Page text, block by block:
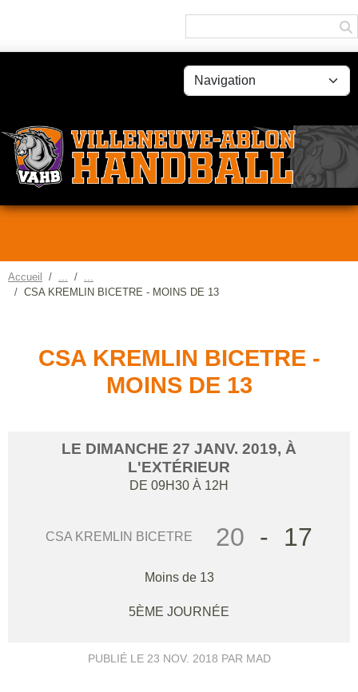
Accueil
CSA KREMLIN BICETRE - MOINS DE 13
CSA KREMLIN BICETRE -
MOINS DE 13
LE DIMANCHE 27 JANV. 2019, À
L'EXTÉRIEUR
DE 09H30 À 12H
CSA KREMLIN BICETRE 20 - 17
Moins de 13
5ÈME JOURNÉE
PUBLIÉ LE 23 NOV. 2018 PAR MAD